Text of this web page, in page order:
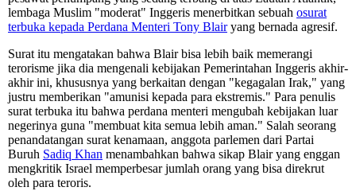
lembaga Muslim "moderat" Inggeris menerbitkan sebuah osurat
terbuka kepada Perdana Menteri Tony Blairyang bernada agresif.
Surat itu mengatakan bahwa Blair bisa lebih baik memerangi
terorisme jika dia mengenali kebijakan Pemerintahan Inggeris akhir-
akhir ini, khususnya yang berkaitan dengan "kegagalan Irak," yang
justru memberikan "amunisi kepada para ekstremis." Para penulis
surat terbuka itu bahwa perdana menteri mengubah kebijakan luar
negerinya guna "membuat kita semua lebih aman." Salah seorang
penandatangan surat kenamaan, anggota parlemen dari Partai
Buruh Sadiq Khan menambahkan bahwa sikap Blair yang enggan
mengkritik Israel memperbesar jumlah orang yang bisa direkrut
oleh para teroris.